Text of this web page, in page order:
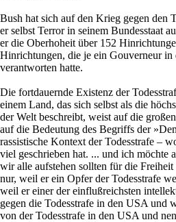
Bush hat sich auf den Krieg gegen den
er selbst Terror in seinem Bundesstaat
er die Oberhoheit über 152
Hinrichtungen, die je ein Gouverneur in
verantworten hatte.
Die fortdauernde Existenz der
einem Land, das sich selbst als die
der Welt beschreibt, weist auf die
auf die Bedeutung des Begriffs der
rassistische Kontext der Todesstrafe –
viel geschrieben hat. ... und ich möchte
wir alle aufstehen sollten für die
nur, weil er ein Opfer der Todesstrafe
weil er einer der einflußreichsten
gegen die Todesstrafe in den USA und
von der Todesstrafe in den USA und